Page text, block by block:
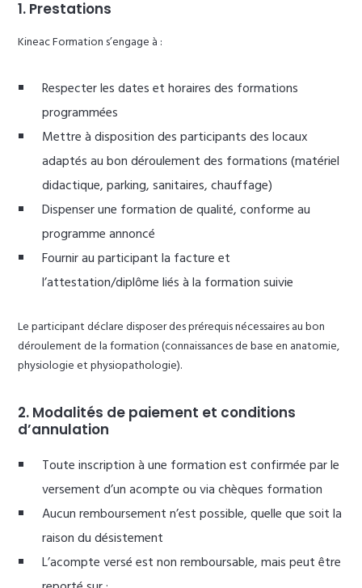
1. Prestations
Kineac Formation s’engage à :
Respecter les dates et horaires des formations
programmées
Mettre à disposition des participants des locaux
adaptés au bon déroulement des formations (matériel
didactique, parking, sanitaires, chauffage)
Dispenser une formation de qualité, conforme au
programme annoncé
Fournir au participant la facture et
l’attestation/diplôme liés à la formation suivie
Le participant déclare disposer des prérequis nécessaires au bon
déroulement de la formation (connaissances de base en anatomie,
physiologie et physiopathologie).
2. Modalités de paiement et conditions
d’annulation
Toute inscription à une formation est confirmée par le
versement d’unacompte ou via chèques formation
Aucun remboursement n’est possible, quelle que soit la
raison du désistement
L’acompte versé estnon remboursable, maispeut être